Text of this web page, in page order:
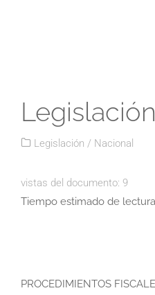
Legislación / Nacional
vistas del documento: 9
Tiempo estimado de
PROCEDIMIENTOS